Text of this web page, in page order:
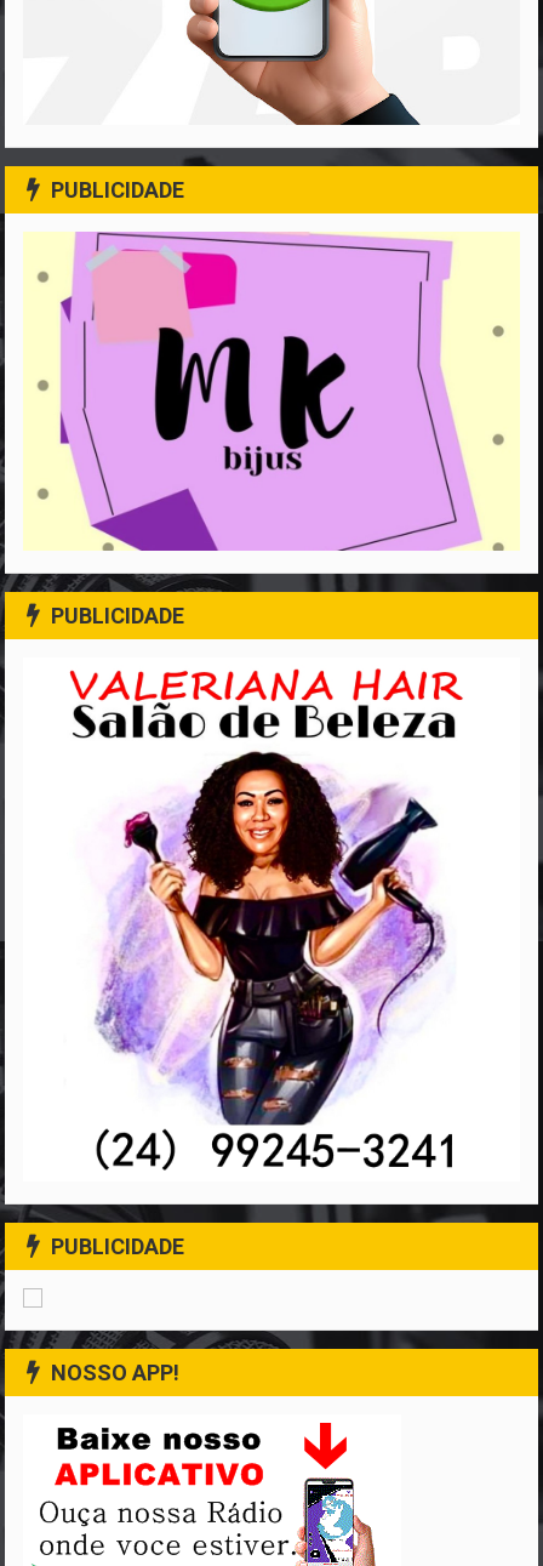
PUBLICIDADE
PUBLICIDADE
PUBLICIDADE
NOSSO APP!